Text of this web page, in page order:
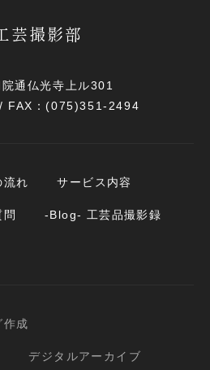
芸撮影部
通仏光寺上ル301
FAX：(075)351-2494
流れ サービス内容
-Blog- 工芸品撮影録
作成
デジタルアーカイブ